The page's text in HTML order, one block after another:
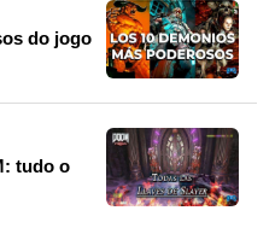
do jogo
tudo o